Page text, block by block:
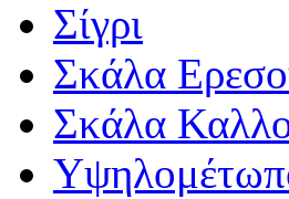
Σίγρι
Σκάλα
Σκάλα